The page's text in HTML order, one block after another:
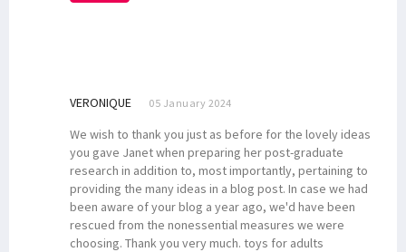
VERONIQUE 05 January 2024
We wish to thank you just as before for the lovely ideas
you gave Janet when preparing her post-graduate
research in addition to, most importantly, pertaining to
providing the many ideas in a blog post. In case we had
been aware of your blog a year ago, we'd have been
rescued from the nonessential measures we were
choosing. Thank you very much. toys for adults